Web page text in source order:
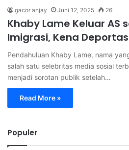
gacor anjay Juni 12, 2025 26
Khaby Lame Keluar AS
Imigrasi, Kena
Pendahuluan Khaby Lame, nama
salah satu selebritas media sosial
menjadi sorotan publik setelah…
Read More »
Populer